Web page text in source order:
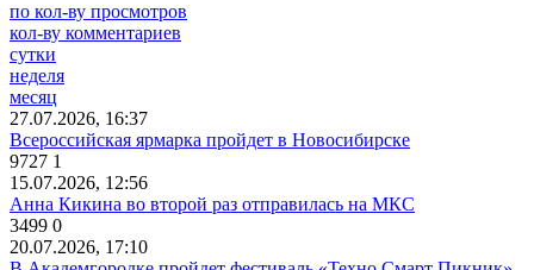
по кол-ву просмотров
кол-ву комментариев
сутки
неделя
месяц
27.07.2026, 16:37
Всероссийская ярмарка пройдет в Новосибирске
9727 1
15.07.2026, 12:56
Анна Кикина во второй раз отправилась на МКС
3499 0
20.07.2026, 17:10